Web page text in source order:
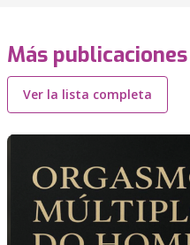
Más
Ver la lista completa